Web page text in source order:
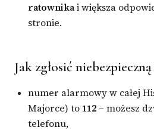
ratownikai większa
stronie.
Jak zgłosić
numer alarmowy w całej
Majorce) to 112 – możesz
telefonu,